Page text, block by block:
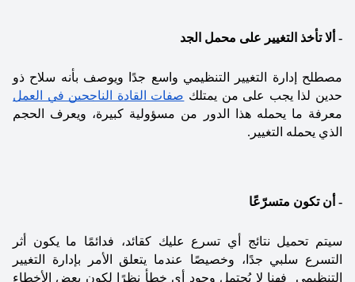
- ألا تأخذ التغيير على محمل الجد
حدين لذا يجب على من يمتلك صفات القادة الناجحين في العمل
الذي يحمله التغيير.
- أن تكون متسرّعًا